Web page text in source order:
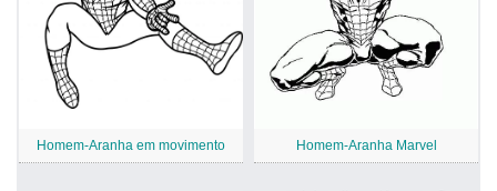
Homem-Aranha em movimento Homem-Aranha Marvel